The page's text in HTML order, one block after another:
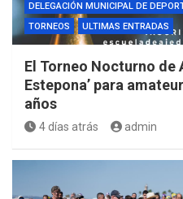
DELEGACIÓN MUNICIPAL DE
TORNEOS
ULTIMAS ENTRADAS
El Torneo Nocturno de
Estepona’ para
años
4 días atrás admin